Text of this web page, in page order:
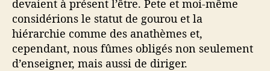
devaient à présent l’être. Pete et moi-même
considérions le statut de gourou et la
hiérarchie comme des anathèmes et,
cependant, nous fûmes obligés non seulement
d’enseigner, mais aussi de diriger.